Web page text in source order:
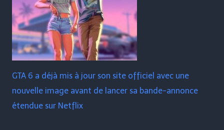
GTA 6 a déjà mis à jour son site officiel avec une
nouvelle image avant de lancer sa bande-annonce
étendue sur Netflix